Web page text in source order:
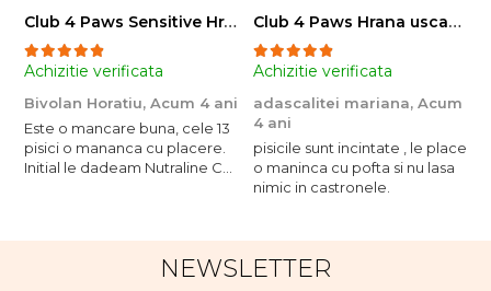
Club 4 Paws Sensitive Hrana uscata pisici adulte, 14kg
Achizitie verificata
Bivolan Horatiu, Acum 4 ani
Este o mancare buna, cele 13
pisici o mananca cu placere.
Initial le dadeam Nutraline Cat
evita, nu o mananca cu
placere. Eu sunt multumit si
Club 4 Paws Hrana uscata pisici sterilizate, 2kg
Achizitie verificata
adascalitei mariana, Acum
4 ani
pisicile sunt incintate , le place
o maninca cu pofta si nu lasa
nimic in castronele.
NEWSLETTER